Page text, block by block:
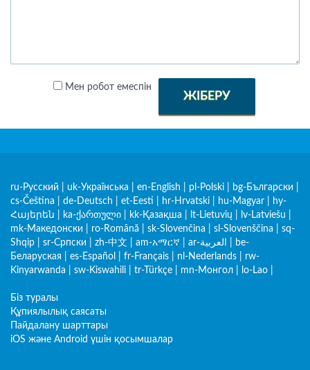
Мен робот емеспін
ЖІБЕРУ
ru-Русский uk-Українська en-English pl-Polski bg-Български
cs-Čeština
de-Deutsch et-Eesti hr-Hrvatski hu-Magyar
hy-
Հայերեն
ka-ქართული kk-Қазақша lt-Lietuvių lv-Latviešu
mk-Македонски
ro-Română sk-Slovenčina sl-Slovenščina
sq-
Shqip
sr-Српски zh-中文 am-አማርኛ ar-العربية
be-
Беларуская
es-Español fr-Français nl-Nederlands
rw-
Kinyarwanda
sw-Kiswahili tr-Türkçe mn-Монгол lo-Lao
Біз туралы
Құпиялылық саясаты
Пайдалану шарттары
iOS және Android үшін қосымшалар